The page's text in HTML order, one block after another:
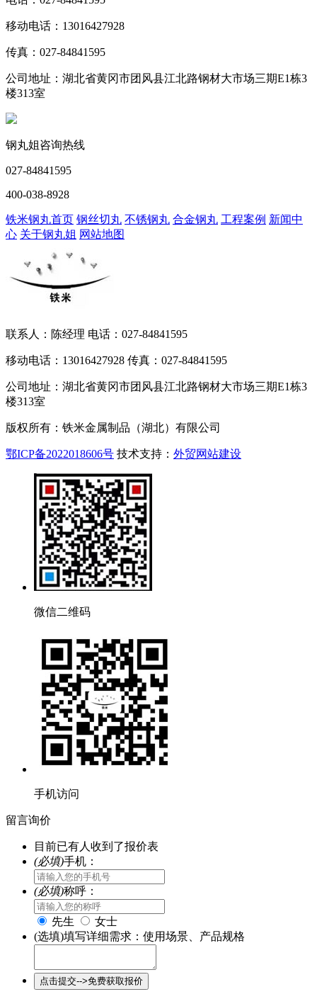
移动电话：13016427928
传真：027-84841595
公司地址：湖北省黄冈市团风县江北路钢材大市场三期E1栋3
楼313室
钢丸姐咨询热线
027-84841595
400-038-8928
铁米钢丸首页 钢丝切丸 不锈钢丸 合金钢丸 工程案例 新闻中
心 关于钢丸姐 网站地图
联系人：陈经理 电话：027-84841595
移动电话：13016427928 传真：027-84841595
公司地址：湖北省黄冈市团风县江北路钢材大市场三期E1栋3
楼313室
版权所有：铁米金属制品（湖北）有限公司
鄂ICP备2022018606号 技术支持： 外贸网站建设
微信二维码
手机访问
留言询价
目前已有人收到了报价表
(必填)手机：
(必填)称呼：
先生
女士
(选填)填写详细需求：使用场景、产品规格